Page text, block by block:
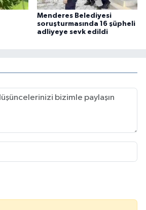
Menderes Belediyesi
soruşturmasında 16 şüpheli
adliyeye sevk edildi